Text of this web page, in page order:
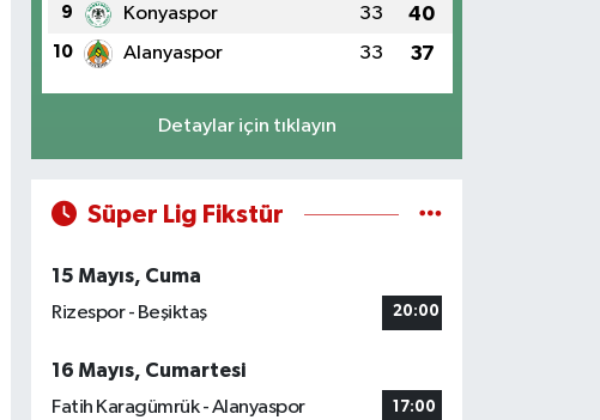
9 Konyaspor 33 40
10 Alanyaspor 33 37
Detaylar için tıklayın
Süper Lig Fikstür
15 Mayıs, Cuma
Rizespor - Beşiktaş
20:00
16 Mayıs, Cumartesi
Fatih Karagümrük - Alanyaspor
17:00